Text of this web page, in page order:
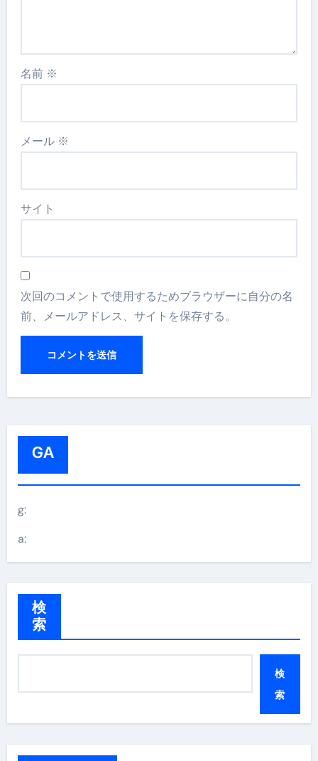
名前 ※
メール ※
サイト
次回のコメントで使用するためブラウザーに自分の名
前、メールアドレス、サイトを保存する。
GA
g:
a:
検
索
検
索